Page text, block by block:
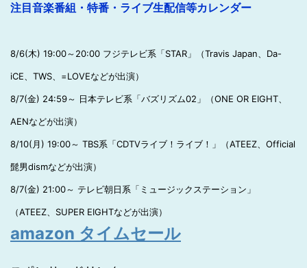
注目音楽番組・特番・ライブ生配信等カレンダー
8/6(木) 19:00～20:00 フジテレビ系「STAR」（Travis Japan、Da-
iCE、TWS、=LOVEなどが出演）
8/7(金) 24:59～ 日本テレビ系「バズリズム02」（ONE OR EIGHT、
AENなどが出演）
8/10(月) 19:00～ TBS系「CDTVライブ！ライブ！」（ATEEZ、Official
髭男dismなどが出演）
8/7(金) 21:00～ テレビ朝日系「ミュージックステーション」
（ATEEZ、SUPER EIGHTなどが出演）
amazon タイムセール